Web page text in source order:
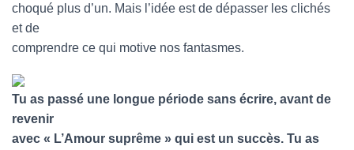
choqué plus d’un. Mais l’idée est de dépasser les clichés
et de
comprendre ce qui motive nos fantasmes.
Tu as passé une longue période sans écrire, avant de
revenir
avec « L’Amour suprême » qui est un succès. Tu as